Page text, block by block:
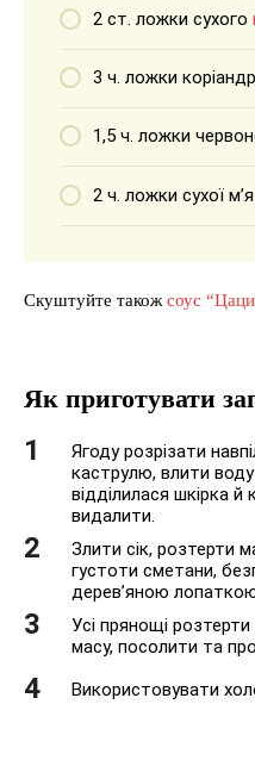
2 ст. ложки сухого
3 ч. ложки
1,5 ч. ложки
2 ч. ложки сухої
Скуштуйте також соус
Як приготувати
Ягоду розрізати
каструлю, влити
відділилася шкірка й
видалити.
Злити сік, розтерти
густоти сметани,
дерев’яною
Усі прянощі
масу, посолити та
Використовувати